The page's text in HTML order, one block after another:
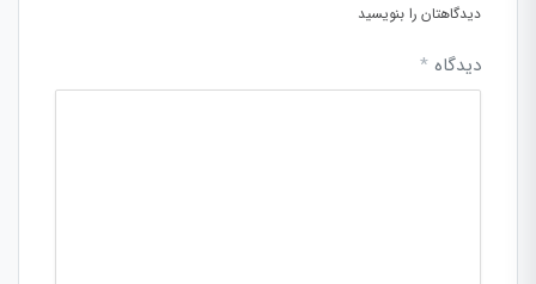
دیدگاهتان را بنویسید
دیدگاه *